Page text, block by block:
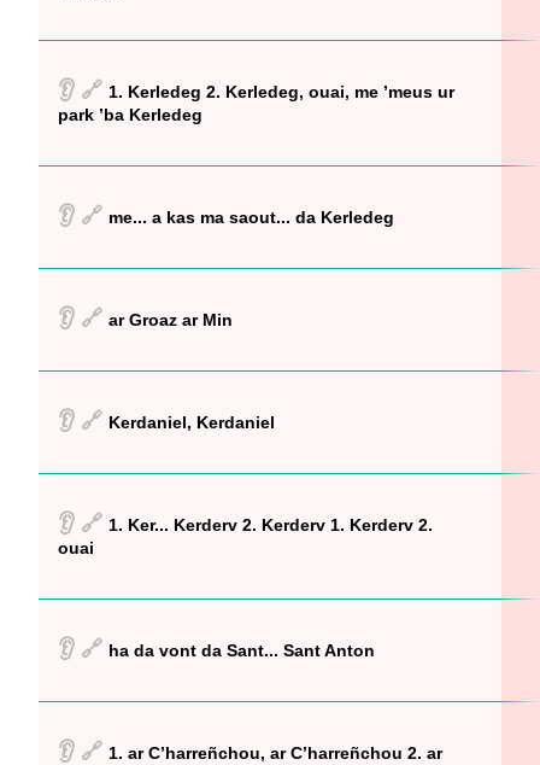
👂 🔗 1. Kerledeg 2. Kerledeg, ouai, me ’meus ur
park ’ba Kerledeg
👂 🔗 me... a kas ma saout... da Kerledeg
👂 🔗 ar Groaz ar Min
👂 🔗 Kerdaniel, Kerdaniel
👂 🔗 1. Ker... Kerderv 2. Kerderv 1. Kerderv 2.
ouai
👂 🔗 ha da vont da Sant... Sant Anton
👂 🔗 1. ar C’harreñchou, ar C’harreñchou 2. ar